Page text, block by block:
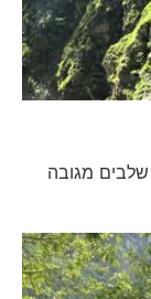
באירופה, הנופלים ב-3 שלבים מגובה